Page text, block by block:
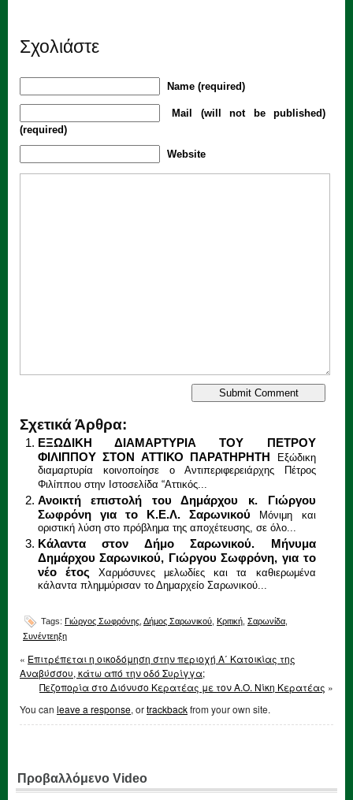
Σχολιάστε
Name (required)
Mail (will not be published)
(required)
Website
Σχετικά Άρθρα:
ΕΞΩΔΙΚΗ ΔΙΑΜΑΡΤΥΡΙΑ ΤΟΥ ΠΕΤΡΟΥ
ΦΙΛΙΠΠΟΥ ΣΤΟΝ ΑΤΤΙΚΟ ΠΑΡΑΤΗΡΗΤΗ
Εξώδικη
διαμαρτυρία κοινοποίησε ο Αντιπεριφερειάρχης Πέτρος
Φιλίππου στην Ιστοσελίδα “Αττικός...
Ανοικτή επιστολή του Δημάρχου κ. Γιώργου
Σωφρόνη για το Κ.Ε.Λ. Σαρωνικού
Μόνιμη και
οριστική λύση στο πρόβλημα της αποχέτευσης, σε όλο...
Κάλαντα στον Δήμο Σαρωνικού. Μήνυμα
Δημάρχου Σαρωνικού, Γιώργου Σωφρόνη, για το
νέο έτος
Χαρμόσυνες μελωδίες και τα καθιερωμένα
κάλαντα πλημμύρισαν το Δημαρχείο Σαρωνικού...
Tags: Γιώργος Σωφρόνης Δήμος Σαρωνικού Κριτική Σαρωνίδα
Συνέντεηξη
« Επιτρέπεται η οικοδόμηση στην περιοχή Α΄ Κατοικίας της
Αναβύσσου, κάτω από την οδό Συρίγγα;
Πεζοπορία στο Διόνυσο Κερατέας με τον Α.Ο. Νίκη Κερατέας »
You can leave a response, ortrackbackfrom your own site.
Προβαλλόμενο Video